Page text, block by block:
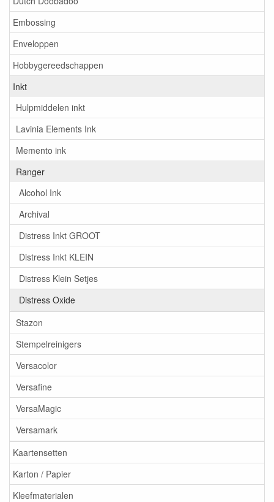
Embossing
Enveloppen
Hobbygereedschappen
Inkt
Hulpmiddelen inkt
Lavinia Elements Ink
Memento ink
Ranger
Alcohol Ink
Archival
Distress Inkt GROOT
Distress Inkt KLEIN
Distress Klein Setjes
Distress Oxide
Stazon
Stempelreinigers
Versacolor
Versafine
VersaMagic
Versamark
Kaartensetten
Karton / Papier
Kleefmaterialen